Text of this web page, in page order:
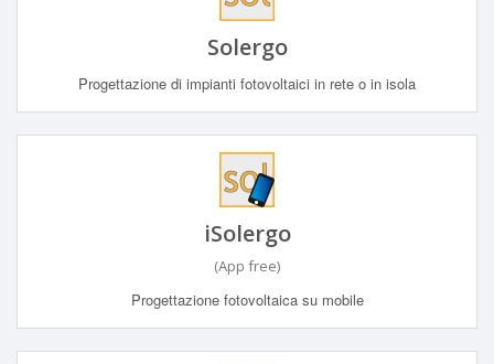
Solergo
Progettazione di impianti fotovoltaici in rete o in isola
iSolergo
(App free)
Progettazione fotovoltaica su mobile